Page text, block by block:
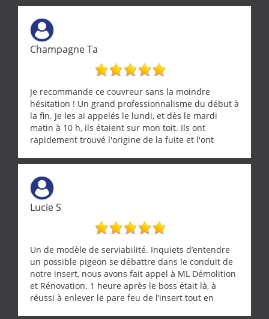
Champagne Ta
Je recommande ce couvreur sans la moindre
hésitation ! Un grand professionnalisme du début à
la fin. Je les ai appelés le lundi, et dès le mardi
matin à 10 h, ils étaient sur mon toit. Ils ont
rapidement trouvé l'origine de la fuite et l'ont
Une équipe sérieuse, réactive et compétente. C'est
vraiment rassurant de pouvoir compter sur des
artisans aussi professionnels. Merci encore !
Lucie S
Un de modèle de serviabilité. Inquiets d’entendre
un possible pigeon se débattre dans le conduit de
notre insert, nous avons fait appel à ML Démolition
et Rénovation. 1 heure après le boss était là, à
réussi à enlever le pare feu de l’insert tout en